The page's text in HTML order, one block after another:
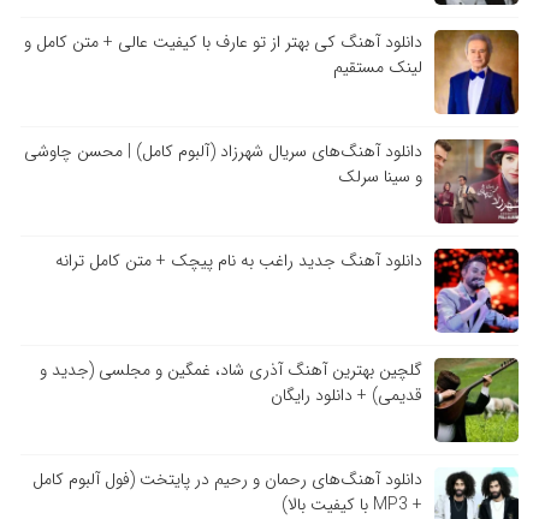
دانلود آهنگ کی بهتر از تو عارف با کیفیت عالی + متن کامل و
لینک مستقیم
دانلود آهنگ‌های سریال شهرزاد (آلبوم کامل) | محسن چاوشی
و سینا سرلک
دانلود آهنگ جدید راغب به نام پیچک + متن کامل ترانه
گلچین بهترین آهنگ آذری شاد، غمگین و مجلسی (جدید و
قدیمی) + دانلود رایگان
دانلود آهنگ‌های رحمان و رحیم در پایتخت (فول آلبوم کامل
+ MP3 با کیفیت بالا)